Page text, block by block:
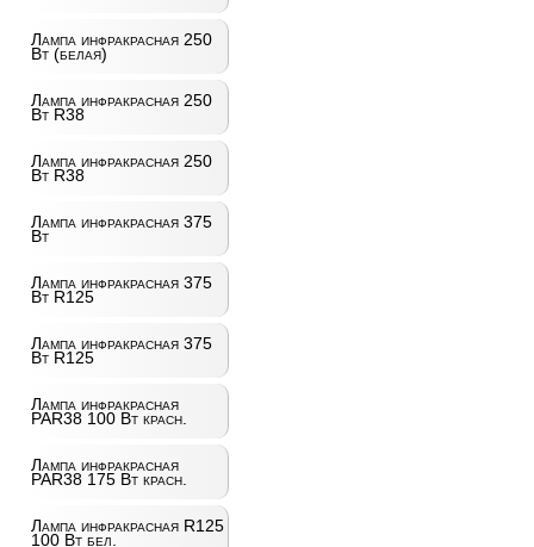
Лампа инфракрасная 250
Вт (белая)
Лампа инфракрасная 250
Вт R38
Лампа инфракрасная 250
Вт R38
Лампа инфракрасная 375
Вт
Лампа инфракрасная 375
Вт R125
Лампа инфракрасная 375
Вт R125
Лампа инфракрасная
PAR38 100 Вт красн.
Лампа инфракрасная
PAR38 175 Вт красн.
Лампа инфракрасная R125
100 Вт бел.